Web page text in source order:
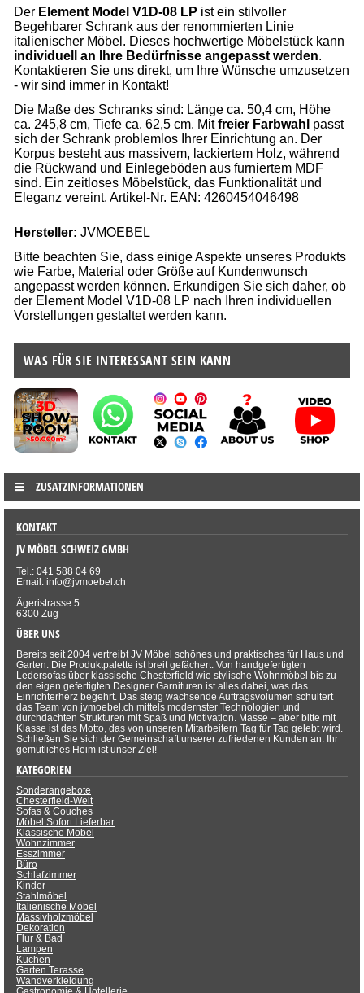
Der Element Model V1D-08 LP ist ein stilvoller
Begehbarer Schrank aus der renommierten Linie
italienischer Möbel. Dieses hochwertige Möbelstück kann
individuell an Ihre Bedürfnisse angepasst werden.
Kontaktieren Sie uns direkt, um Ihre Wünsche umzusetzen
- wir sind immer in Kontakt!
Die Maße des Schranks sind: Länge ca. 50,4 cm, Höhe
ca. 245,8 cm, Tiefe ca. 62,5 cm. Mitfreier Farbwahl passt
sich der Schrank problemlos Ihrer Einrichtung an. Der
Korpus besteht aus massivem, lackiertem Holz, während
die Rückwand und Einlegeböden aus furniertem MDF
sind. Ein zeitloses Möbelstück, das Funktionalität und
Eleganz vereint. Artikel-Nr. EAN: 4260454046498
Hersteller: JVMOEBEL
Bitte beachten Sie, dass einige Aspekte unseres Produkts
wie Farbe, Material oder Größe auf Kundenwunsch
angepasst werden können. Erkundigen Sie sich daher, ob
der Element Model V1D-08 LP nach Ihren individuellen
Vorstellungen gestaltet werden kann.
WAS FÜR SIE INTERESSANT SEIN KANN
ZUSATZINFORMATIONEN
KONTAKT
JV MÖBEL SCHWEIZ GMBH
Tel.: 041 588 04 69
Email: info@jvmoebel.ch
Ägeristrasse 5
6300 Zug
ÜBER UNS
Bereits seit 2004 vertreibt JV Möbel schönes und praktisches für Haus und
Garten. Die Produktpalette ist breit gefächert. Von handgefertigten
Ledersofas über klassische Chesterfield wie stylische Wohnmöbel bis zu
den eigen gefertigten Designer Garnituren ist alles dabei, was das
Einrichterherz begehrt. Das stetig wachsende Auftragsvolumen schultert
das Team von jvmoebel.ch mittels modernster Technologien und
durchdachten Strukturen mit Spaß und Motivation. Masse – aber bitte mit
Klasse ist das Motto, das von unseren Mitarbeitern Tag für Tag gelebt wird.
Schließen Sie sich der Gemeinschaft unserer zufriedenen Kunden an. Ihr
gemütliches Heim ist unser Ziel!
KATEGORIEN
Sonderangebote
Chesterfield-Welt
Sofas & Couches
Möbel Sofort Lieferbar
Klassische Möbel
Wohnzimmer
Esszimmer
Büro
Schlafzimmer
Kinder
Stahlmöbel
Italienische Möbel
Massivholzmöbel
Dekoration
Flur & Bad
Lampen
Küchen
Garten Terasse
Wandverkleidung